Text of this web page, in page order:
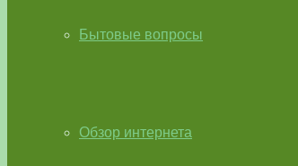
Бытовые вопросы
Обзор интернета